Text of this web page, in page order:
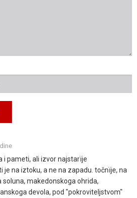
i pameti, ali izvor najstarïje
na iztoku, a ne na zapadu. točnïje, na
makedonskoga ohrida,
devola, pod "pokroviteljstvom"